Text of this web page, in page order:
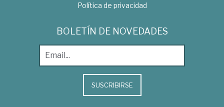
Política de privacidad
BOLETÍN DE NOVEDADES
SUSCRIBIRSE